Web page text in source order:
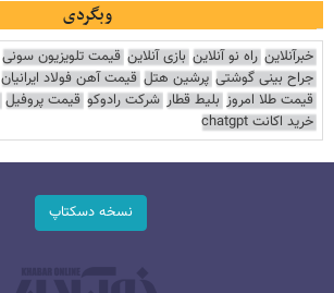
وبگردی
خبرآنلاین راه نو آنلاین بازی آنلاین قیمت تلویزیون سونی
جراح بینی گوشتی پرشین هتل قیمت آهن فولاد ایرانیان
قیمت طلا امروز بلیط قطار شرکت رادوکو قیمت پروفیل
خرید اکانت chatgpt
نسخه دسکتاپ